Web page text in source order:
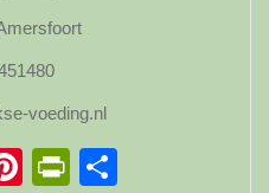
voeding.nl
Pinterest